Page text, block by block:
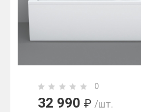
0
32 990 ₽ /шт.